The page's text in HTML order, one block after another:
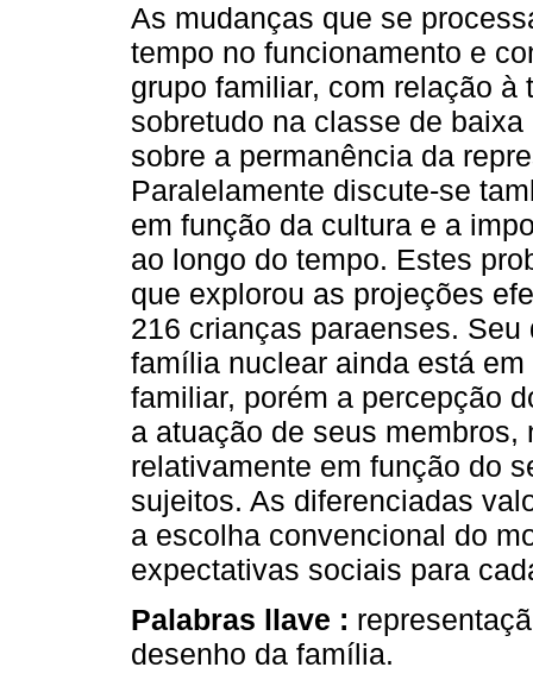
As mudanças que se
tempo no funcionamento e
grupo familiar, com relação à
sobretudo na classe de
sobre a permanência da
Paralelamente discute-se
em função da cultura e a
ao longo do tempo. Estes
que explorou as projeções
216 crianças paraenses.
família nuclear ainda está
familiar, porém a percepção
a atuação de seus
relativamente em função do
sujeitos. As diferenciadas
a escolha convencional do
expectativas sociais para
Palabras llave :
desenho da família.